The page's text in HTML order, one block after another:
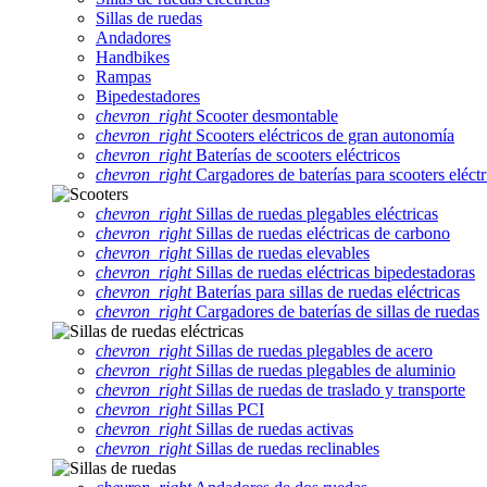
Sillas de ruedas
Andadores
Handbikes
Rampas
Bipedestadores
chevron_rightScooter desmontable
chevron_rightScooters eléctricos de gran autonomía
chevron_rightBaterías de scooters eléctricos
chevron_rightCargadores de baterías para scooters
chevron_rightSillas de ruedas plegables eléctricas
chevron_rightSillas de ruedas eléctricas de carbono
chevron_rightSillas de ruedas elevables
chevron_rightSillas de ruedas eléctricas bipedestadoras
chevron_rightBaterías para sillas de ruedas eléctricas
chevron_rightCargadores de baterías de sillas de ruedas
chevron_rightSillas de ruedas plegables de acero
chevron_rightSillas de ruedas plegables de aluminio
chevron_rightSillas de ruedas de traslado y transporte
chevron_rightSillas PCI
chevron_rightSillas de ruedas activas
chevron_rightSillas de ruedas reclinables